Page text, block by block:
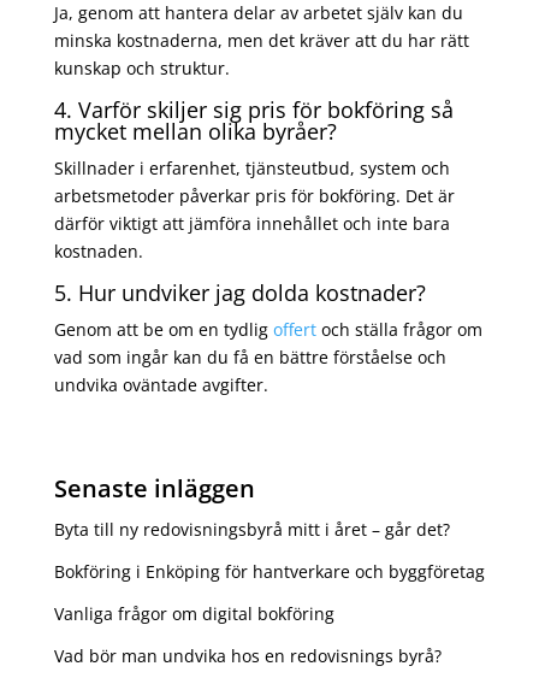
Ja, genom att hantera delar av arbetet själv kan du
minska kostnaderna, men det kräver att du har rätt
kunskap och struktur.
4. Varför skiljer sig pris för bokföring så
mycket mellan olika byråer?
Skillnader i erfarenhet, tjänsteutbud, system och
arbetsmetoder påverkar pris för bokföring. Det är
därför viktigt att jämföra innehållet och inte bara
kostnaden.
5. Hur undviker jag dolda kostnader?
Genom att be om en tydlig offertoch ställa frågor om
vad som ingår kan du få en bättre förståelse och
undvika oväntade avgifter.
Senaste inläggen
Byta till ny redovisningsbyrå mitt i året – går det?
Bokföring i Enköping för hantverkare och byggföretag
Vanliga frågor om digital bokföring
Vad bör man undvika hos en redovisnings byrå?